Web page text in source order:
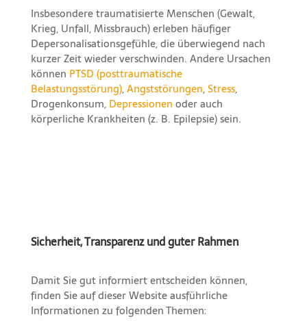
Insbesondere traumatisierte Menschen (Gewalt,
Krieg, Unfall, Missbrauch) erleben häufiger
Depersonalisationsgefühle, die überwiegend nach
kurzer Zeit wieder verschwinden. Andere Ursachen
können PTSD (posttraumatische
Belastungsstörung),Angststörungen,Stress,
Drogenkonsum, Depressionen oder auch
körperliche Krankheiten (z. B. Epilepsie) sein.
Sicherheit, Transparenz und guter Rahmen
Damit Sie gut informiert entscheiden können,
finden Sie auf dieser Website ausführliche
Informationen zu folgenden Themen: